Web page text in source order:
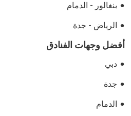
بنغالور - الدمام
الرياض - جدة
أفضل وجهات الفنادق
دبي
جدة
الدمام